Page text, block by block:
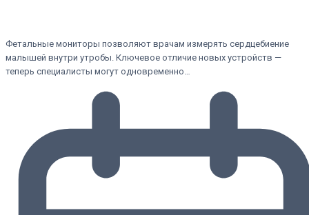
Фетальные мониторы позволяют врачам измерять сердцебиение
малышей внутри утробы. Ключевое отличие новых устройств —
теперь специалисты могут одновременно…